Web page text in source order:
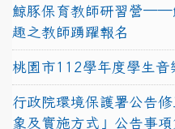
鯨豚保育教師研習營──
趣之教師踴躍報名
桃園市112學年度學生音
行政院環境保護署公告
象及實施方式」公告事